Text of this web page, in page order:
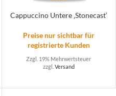
Cappuccino Untere ‚Stonecast‘
Preise nur sichtbar für
registrierte Kunden
Zzgl. 19% Mehrwertsteuer
zzgl. Versand